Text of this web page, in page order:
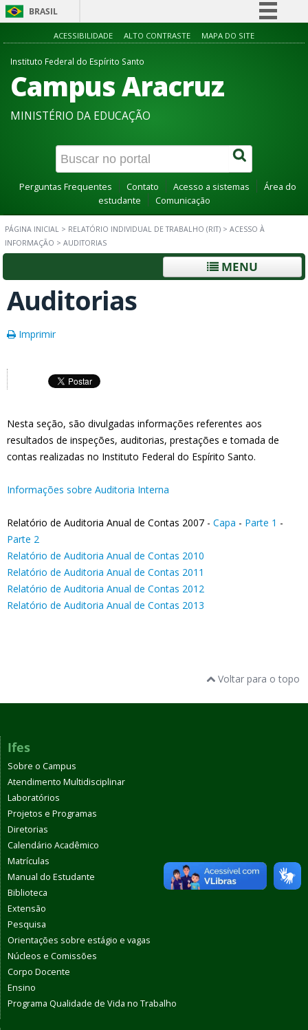
BRASIL
Simplifique!
Acesso à informação
Canais
ACESSIBILIDADE ALTO CONTRASTE MAPA DO SITE
Instituto Federal do Espírito Santo
Campus Aracruz
MINISTÉRIO DA EDUCAÇÃO
Perguntas Frequentes Contato Acesso a sistemas
Área do
estudante
Comunicação
PÁGINA INICIAL > RELATÓRIO INDIVIDUAL DE TRABALHO (RIT) > ACESSO À
INFORMAÇÃO > AUDITORIAS
MENU
Auditorias
Imprimir
Nesta seção, são divulgadas informações referentes aos
resultados de inspeções, auditorias, prestações e tomada de
contas realizadas no Instituto Federal do Espírito Santo.
Informações sobre Auditoria Interna
Relatório de Auditoria Anual de Contas 2007 - Capa - Parte 1 -
Parte 2
Relatório de Auditoria Anual de Contas 2010
Relatório de Auditoria Anual de Contas 2011
Relatório de Auditoria Anual de Contas 2012
Relatório de Auditoria Anual de Contas 2013
Voltar para o topo
Ifes
Sobre o Campus
Atendimento Multidisciplinar
Laboratórios
Projetos e Programas
Diretorias
Calendário Acadêmico
Matrículas
Manual do Estudante
Biblioteca
Extensão
Pesquisa
Orientações sobre estágio e vagas
Núcleos e Comissões
Corpo Docente
Ensino
Programa Qualidade de Vida no Trabalho